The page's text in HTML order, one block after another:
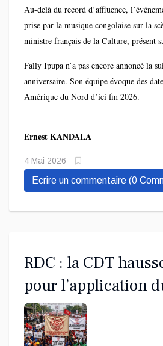
de «L’Aigle». La première date
semaines avant l’événement. La
demande, a atteint les 100% de
duo a été pensé pour illustrer les ponts
et rap français.
Scène centrale à 360°, 800 m²
un orchestre live de 25 musiciens: les
ce show parmi les plus ambitieux jamais
africain en Europe. La mise en scène
Au-delà du record d’affluence,
prise par la musique congolaise sur la
ministre français de la Culture, présent
des écrans géants retransmettaient le
la gare centrale, le terrain GD lemba,
Fally Ipupa n’a pas encore annoncé la
anniversaire. Son équipe évoque des
Amérique du Nord d’ici fin 2026.
Ernest KANDALA
4 Mai 2026
Ecrire un commentaire (0
RDC : la CDT
pour l’application
promotion du travail